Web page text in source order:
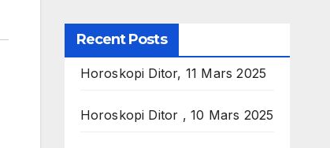
Recent Posts
Horoskopi Ditor, 11 Mars 2025
Horoskopi Ditor , 10 Mars 2025